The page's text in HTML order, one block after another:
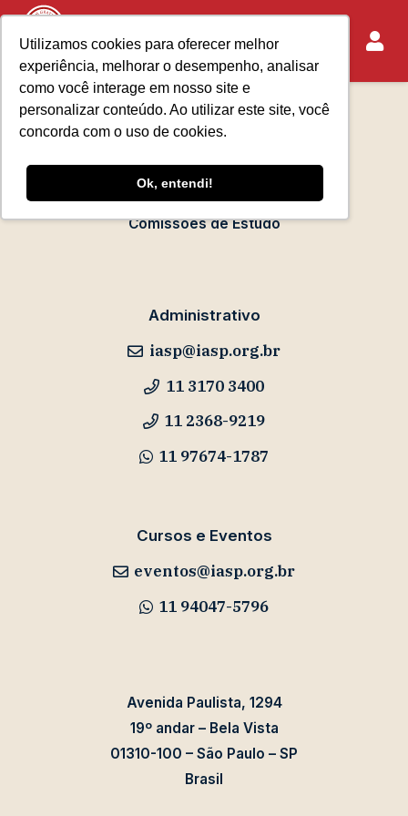
Utilizamos cookies para oferecer melhor
experiência, melhorar o desempenho, analisar
como você interage em nosso site e
personalizar conteúdo. Ao utilizar este site, você
concorda com o uso de cookies.
Ok, entendi!
Sobre o IASP
Requisitos de Associação
Escola Paulista de Advocacia
Acontece no IASP
Eventos
Comissões de Estudo
Administrativo
iasp@iasp.org.br
11 3170 3400
11 2368-9219
11 97674-1787
Cursos e Eventos
eventos@iasp.org.br
11 94047-5796
Avenida Paulista, 1294
19º andar – Bela Vista
01310-100 – São Paulo – SP
Brasil